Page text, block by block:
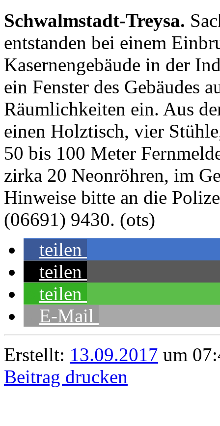
Schwalmstadt-Treysa.
entstanden bei einem
Kasernengebäude in der
ein Fenster des Gebäudes
Räumlichkeiten ein. Aus
einen Holztisch, vier
50 bis 100 Meter
zirka 20 Neonröhren, im
Hinweise bitte an die
(06691) 9430. (ots)
teilen
teilen
teilen
E-Mail
Erstellt: 13.09.2017 um
Beitrag drucken